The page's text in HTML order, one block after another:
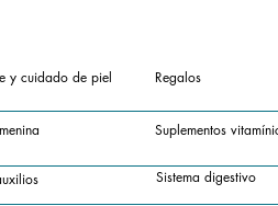
y cuidado de piel Regalos
Suplementos
Sistema digestivo